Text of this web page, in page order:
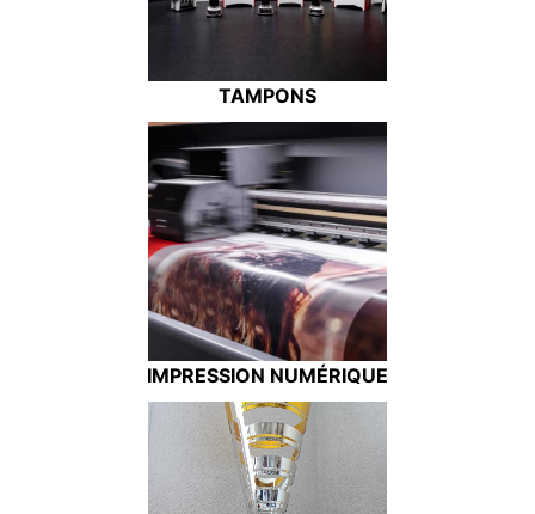
TAMPONS
IMPRESSION NUMÉRIQUE